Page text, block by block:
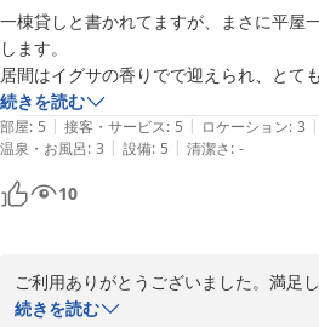
一棟貸しと書かれてますが、まさに平屋
します。
居間はイグサの香りでで迎えられ、とて
設備：ホテルではないのに無料Wi-Fiが利
ーも用意されて嬉しかったです。
キッチン：調味料、調理器具、多数の食
ロ、トースター、炊飯器、レンジ（オー
す。スーパーか近いので利用しました。
管理人さん：お人柄、ご対応か丁寧かつ
たくさん書いてしまうほど満足しています
続きを読む
部屋: 5 | 接客・サービス: 5 | ロケーション: 3 |
温泉・お風呂: 3 | 設備: 5 | 清潔さ: -
10
ご利用ありがとうございました。満足
うれしいです。今後もお客様目線にな
続きを読む